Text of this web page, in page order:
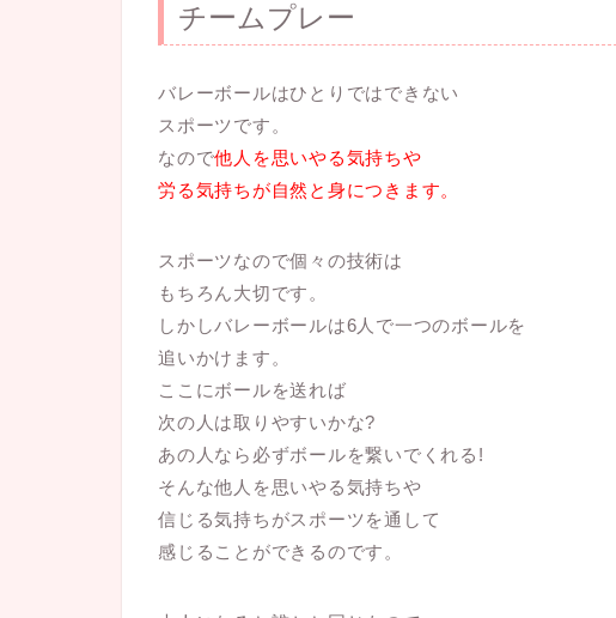
チームプレー
バレーボールはひとりではできない
スポーツです。
なので他人を思いやる気持ちや
労る気持ちが自然と身につきます。
スポーツなので個々の技術は
もちろん大切です。
しかしバレーボールは6人で一つのボールを
追いかけます。
ここにボールを送れば
次の人は取りやすいかな?
あの人なら必ずボールを繋いでくれる!
そんな他人を思いやる気持ちや
信じる気持ちがスポーツを通して
感じることができるのです。